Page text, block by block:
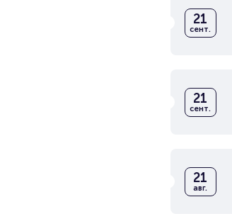
21
сент.
21
сент.
21
авг.